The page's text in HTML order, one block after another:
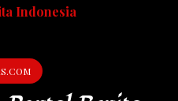
Indonesia